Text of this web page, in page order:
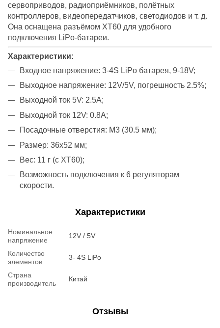
сервоприводов, радиоприёмников, полётных
контроллеров, видеопередатчиков, светодиодов и т. д.
Она оснащена разъёмом XT60 для удобного
подключения LiPo-батареи.
Характеристики:
Входное напряжение: 3-4S LiPo батарея, 9-18V;
Выходное напряжение: 12V/5V, погрешность 2.5%;
Выходной ток 5V: 2.5А;
Выходной ток 12V: 0.8А;
Посадочные отверстия: М3 (30.5 мм);
Размер: 36x52 мм;
Вес: 11 г (с XT60);
Возможность подключения к 6 регуляторам
скорости.
Характеристики
Номинальное
напряжение
12V / 5V
Количество
элементов
3- 4S LiPo
Страна
производитель
Китай
Отзывы